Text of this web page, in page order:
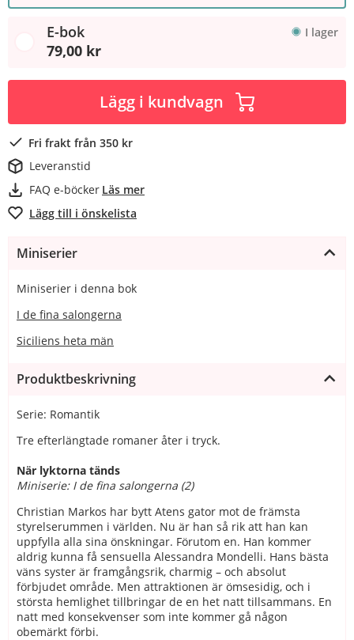
E-bok I lager
79,00 kr
Lägg i kundvagn
Fri frakt från 350 kr
Leveranstid
FAQ e-böcker Läs mer
Lägg till i önskelista
Miniserier
Miniserier i denna bok
I de fina salongerna
Siciliens heta män
Produktbeskrivning
Serie: Romantik
Tre efterlängtade romaner åter i tryck.
När lyktorna tänds
Miniserie: I de fina salongerna (2)
Christian Markos har bytt Atens gator mot de främsta
styrelserummen i världen. Nu är han så rik att han kan
uppfylla alla sina önskningar. Förutom en. Han kommer
aldrig kunna få sensuella Alessandra Mondelli. Hans bästa
väns syster är framgångsrik, charmig – och absolut
förbjudet område. Men attraktionen är ömsesidig, och i
största hemlighet tillbringar de en het natt tillsammans. En
natt med konsekvenser som inte kommer gå någon
obemärkt förbi.